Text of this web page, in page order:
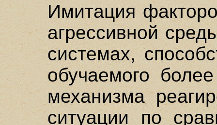
Имитация
агрессивной
системах,
обучаемого
механизма
ситуации по